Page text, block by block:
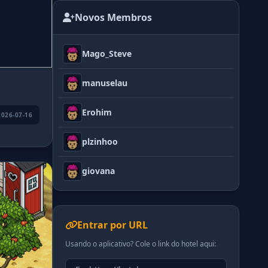
07-16
Novos Membros
Mago_Steve
manuselau
Erohim
plzinhoo
giovana
Entrar por URL
Usando o aplicativo? Cole o link do hotel aqui: